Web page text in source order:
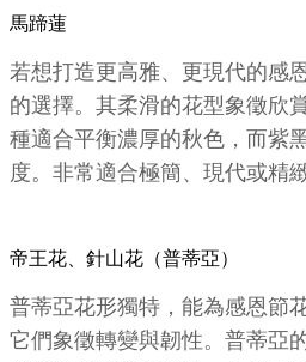
馬蹄蓮
若想打造更高雅、更現代的感
的選擇。其柔滑的花型象徵欣
種適合平衡濃厚的秋色，而紫
度。非常適合極簡、現代或精
帝王花、針山花（普蒂亞）
普蒂亞花形獨特，能為感恩節
它們象徵轉變與韌性。普蒂亞